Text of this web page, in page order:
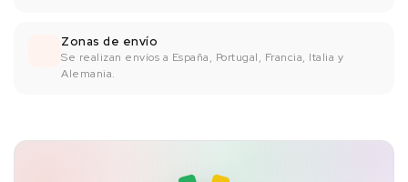
Zonas de envío
Se realizan envíos a España, Portugal, Francia, Italia y
Alemania.